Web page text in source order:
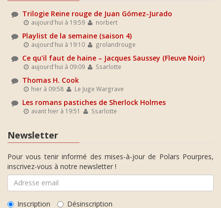
Trilogie Reine rouge de Juan Gómez-Jurado
aujourd'hui à 19:59 norbert
Playlist de la semaine (saison 4)
aujourd'hui à 19:10 grolandrouge
Ce qu'il faut de haine – Jacques Saussey (Fleuve Noir)
aujourd'hui à 09:09 Ssarlotte
Thomas H. Cook
hier à 09:58 Le Juge Wargrave
Les romans pastiches de Sherlock Holmes
avant hier à 19:51 Ssarlotte
Newsletter
Pour vous tenir informé des mises-à-jour de Polars Pourpres,
inscrivez-vous à notre newsletter !
Inscription Désinscription